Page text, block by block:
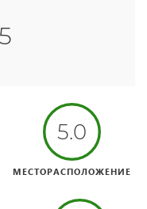
5.0
МЕСТОРАСПОЛОЖЕНИЕ